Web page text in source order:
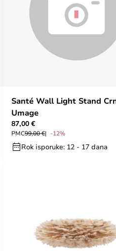
Santé Wall Light Stand
Umage
87,00 €
PMC99,00 € -12%
Rok isporuke: 12 - 17 dana